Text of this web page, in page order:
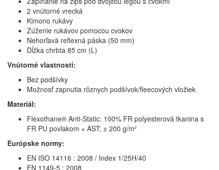
2 vnútorné vrecká
Kimono rukávy
Zúženie rukávov pomocou cvokov
Nehorľavá reflexná páska (50 mm)
Dĺžka chrbta 85 cm (L)
Vnútorné vlastnosti:
Bez podšívky
Možnosť zapnutia rôznych podšívok/fleecových vložiek
Materiál:
Flexothane® Anti-Static: 100% FR polyesterová tkanina s
FR PU povlakom + AST; ± 200 g/m²
Európske normy:
EN ISO 14116 : 2008 / Index 1/25H/40
EN 1149-5 : 2008